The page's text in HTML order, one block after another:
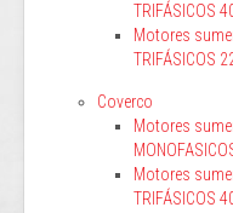
TRIFÁSICOS
Motores
TRIFÁSICOS
Coverco
Motores
Motores
TRIFÁSICOS